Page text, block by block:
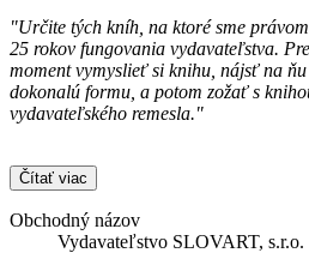
"Určite tých kníh, na ktoré sme
25 rokov fungovania vydavateľstva.
moment vymyslieť si knihu, nájsť na
dokonalú formu, a potom zožať s
vydavateľského remesla."
Čítať viac
Obchodný názov
Vydavateľstvo SLOVART, s.r.o.